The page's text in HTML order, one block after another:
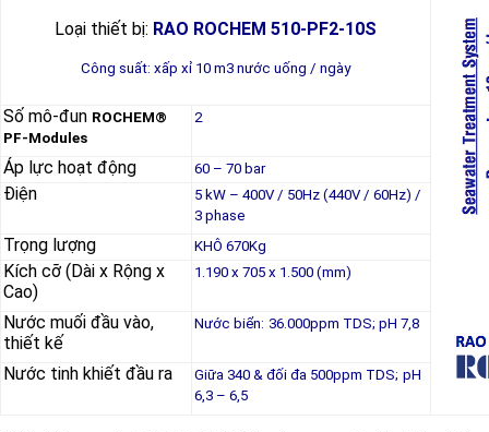
Loại thiết bị: RAO ROCHEM 510-PF2-10S
Công suất: xấp xỉ 10 m3 nước uống / ngày
Số mô-đun ROCHEM®
PF-Modules
2
Áp lực hoạt động 60 – 70 bar
Điện
5 kW – 400V / 50Hz (440V / 60Hz) /
3 phase
Trọng lượng KHÔ 670Kg
Kích cỡ (Dài x Rộng x
Cao)
1.190 x 705 x 1.500 (mm)
Nước muối đầu vào,
thiết kế
Nước biển: 36.000ppm TDS; pH 7,8
Nước tinh khiết đầu ra Giữa 340 & đối đa 500ppm TDS; pH
6,3 – 6,5